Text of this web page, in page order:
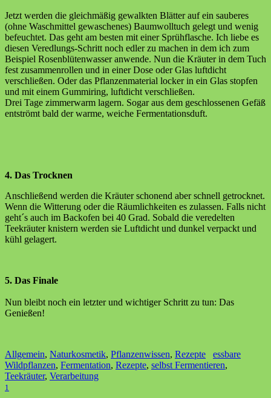
Jetzt werden die gleichmäßig gewalkten Blätter auf ein sauberes
(ohne Waschmittel gewaschenes) Baumwolltuch gelegt und wenig
befeuchtet. Das geht am besten mit einer Sprühflasche. Ich liebe es
diesen Veredlungs-Schritt noch edler zu machen in dem ich zum
Beispiel Rosenblütenwasser anwende. Nun die Kräuter in dem Tuch
fest zusammenrollen und in einer Dose oder Glas luftdicht
verschließen. Oder das Pflanzenmaterial locker in ein Glas stopfen
und mit einem Gummiring, luftdicht verschließen.
Drei Tage zimmerwarm lagern. Sogar aus dem geschlossenen Gefäß
entströmt bald der warme, weiche Fermentationsduft.
4. Das Trocknen
Anschließend werden die Kräuter schonend aber schnell getrocknet.
Wenn die Witterung oder die Räumlichkeiten es zulassen. Falls nicht
geht´s auch im Backofen bei 40 Grad. Sobald die veredelten
Teekräuter knistern werden sie Luftdicht und dunkel verpackt und
kühl gelagert.
5. Das Finale
Nun bleibt noch ein letzter und wichtiger Schritt zu tun: Das
Genießen!
Allgemein, Naturkosmetik, Pflanzenwissen, Rezepte
essbare
Wildpflanzen, Fermentation, Rezepte, selbst Fermentieren,
Teekräuter, Verarbeitung
1